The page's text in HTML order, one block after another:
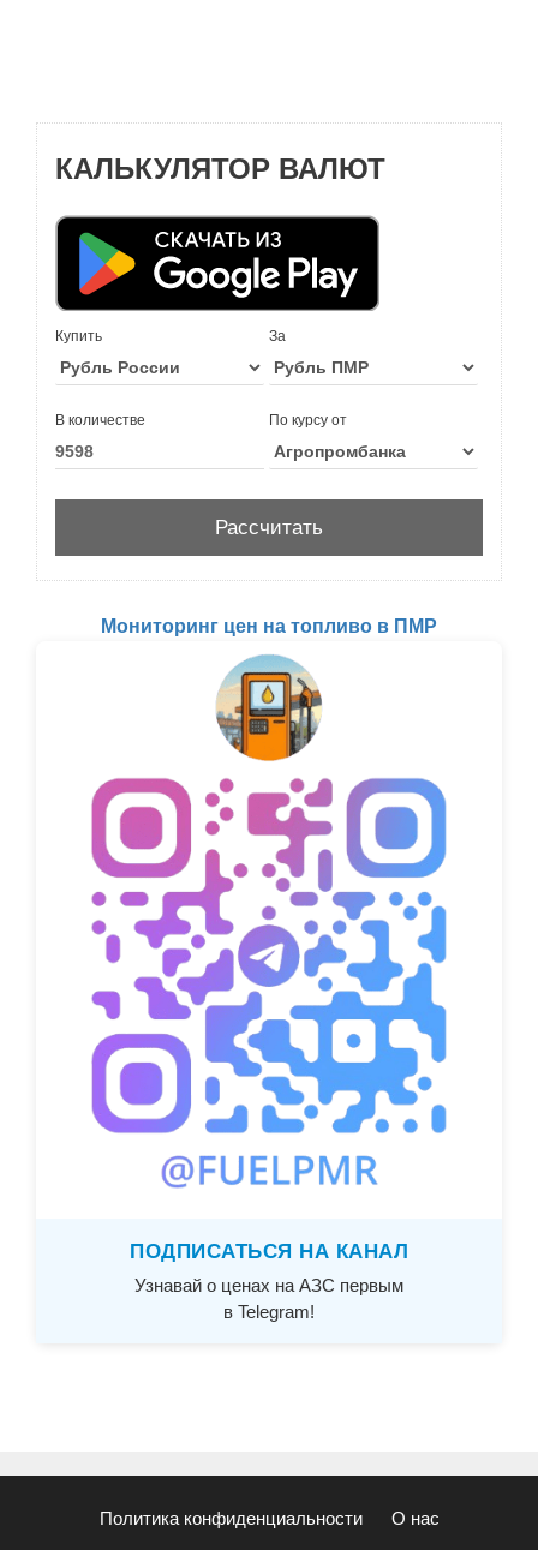
КАЛЬКУЛЯТОР ВАЛЮТ
Купить За
В количестве По курсу от
Мониторинг цен на топливо в ПМР
ПОДПИСАТЬСЯ НА КАНАЛ
Узнавай о ценах на АЗС первым
в Telegram!
Политика конфиденциальности О нас